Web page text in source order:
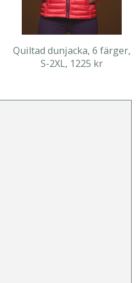
Quiltad dunjacka, 6 färger,
S-2XL, 1225 kr